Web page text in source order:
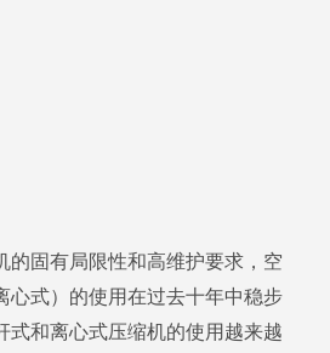
的固有局限性和高维护要求，空
心式）的使用在过去十年中稳步
式和离心式压缩机的使用越来越